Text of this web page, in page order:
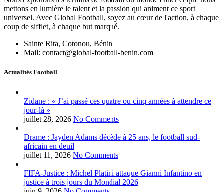
mettons en lumière le talent et la passion qui animent ce sport
universel. Avec Global Football, soyez au cœur de l'action, à chaque
coup de sifflet, à chaque but marqué.
Sainte Rita, Cotonou, Bénin
Mail: contact@global-football-benin.com
Actualités Football
Zidane : « J’ai passé ces quatre ou cinq années à attendre ce
jour-là »
juillet 28, 2026 No Comments
Drame : Jayden Adams décède à 25 ans, le football sud-
africain en deuil
juillet 11, 2026 No Comments
FIFA-Justice : Michel Platini attaque Gianni Infantino en
justice à trois jours du Mondial 2026